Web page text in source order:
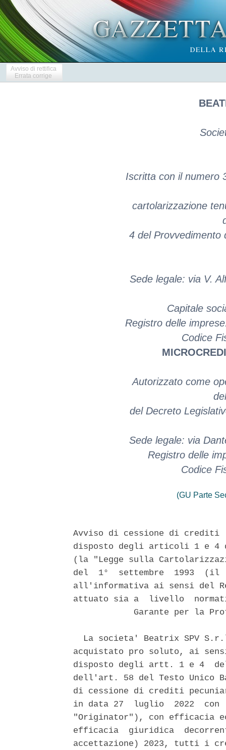
Avviso di rettifica
Errata corrige
Iscritta con il numero
cartolarizzazione
4 del Provvedimento
Sede legale: via V.
Capitale
Registro delle
Codice
Autorizzato come
del Decreto
Sede legale: via
Registro delle
Codice
(GU Parte
Avviso di cessione di
disposto degli articoli 1 e 4
(la "Legge sulla
del  1°  settembre  1993  (il
all'informativa ai sensi del
attuato sia a  livello
Garante per la
La societa' Beatrix SPV
acquistato pro soluto, ai
disposto degli artt. 1 e 4
dell'art. 58 del Testo Unico
di cessione di crediti
in data 27  luglio  2022
"Originator"), con efficacia
efficacia  giuridica
accettazione) 2023, tutti i